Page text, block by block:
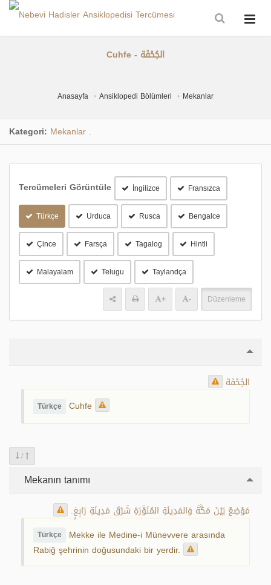
Cuhfe - الجُحْفَة
Anasayfa Ansiklopedi Bölümleri Mekanlar
Kategori: Mekanlar
Tercümeleri Görüntüle İngilizce Fransızca
Türkçe Urduca Rusca Bengalce
Çince Farsça Tagalog Hintli
Malayalam Telugu Taylandça
+ - Düzenleme
الجُحْفَة
Türkçe Cuhfe
/
Mekanın tanımı
مَوْضِعٌ بَيْنَ مَكَّةَ وَالمَدِينَةِ المُنَوَّرَةِ شَرْقَ مَدِينَةِ رَابِغٍ.
Türkçe Mekke ile Medine-i Münevvere arasında
Rabiğ şehrinin doğusundaki bir yerdir.